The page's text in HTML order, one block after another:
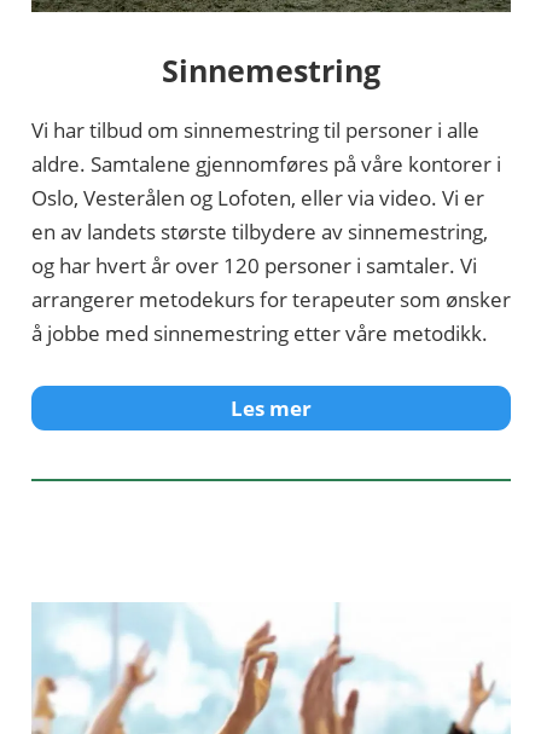
Sinnemestring
Vi har tilbud om sinnemestring til personer i alle
aldre. Samtalene gjennomføres på våre kontorer i
Oslo, Vesterålen og Lofoten, eller via video. Vi er
en av landets største tilbydere av sinnemestring,
og har hvert år over 120 personer i samtaler. Vi
arrangerer metodekurs for terapeuter som ønsker
å jobbe med sinnemestring etter våre metodikk.
Les mer